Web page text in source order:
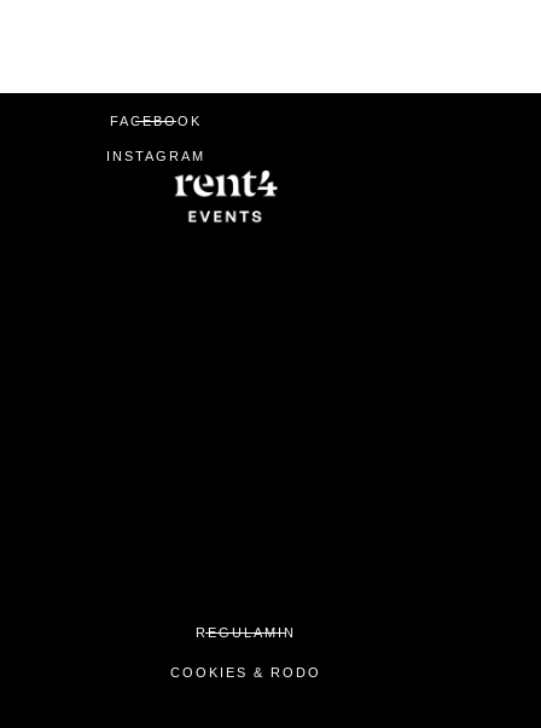
FACEBOOK
INSTAGRAM
REGULAMIN
COOKIES & RODO